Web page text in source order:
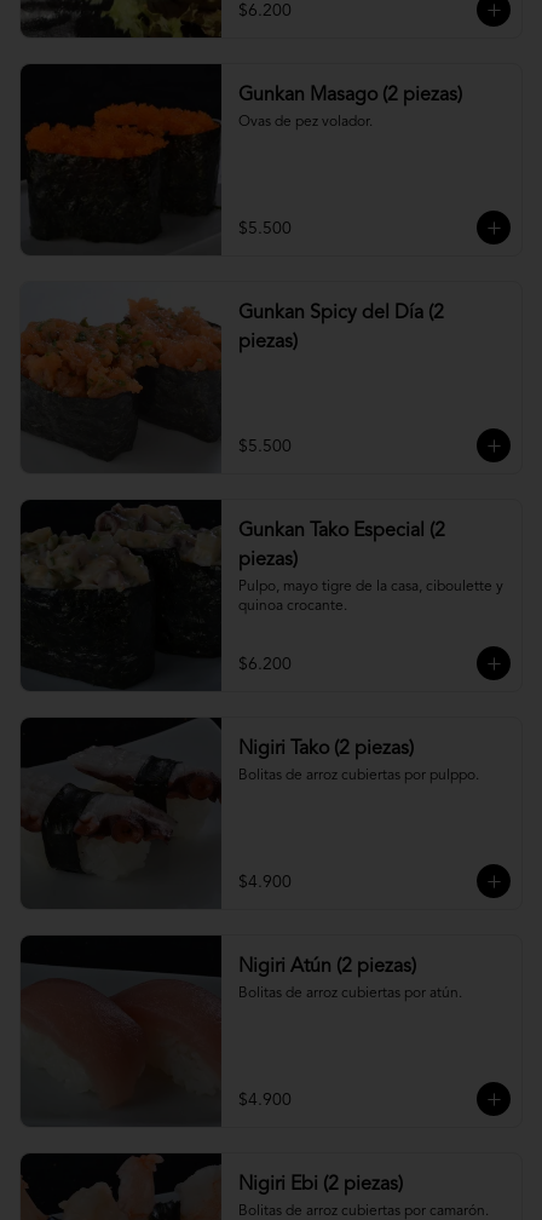
$6.200
Gunkan Masago (2 piezas)
Ovas de pez volador.
$5.500
Gunkan Spicy del Día (2
piezas)
$5.500
Gunkan Tako Especial (2
piezas)
Pulpo, mayo tigre de la casa, ciboulette y
quinoa crocante.
$6.200
Nigiri Tako (2 piezas)
Bolitas de arroz cubiertas por pulppo.
$4.900
Nigiri Atún (2 piezas)
Bolitas de arroz cubiertas por atún.
$4.900
Nigiri Ebi (2 piezas)
Bolitas de arroz cubiertas por camarón.